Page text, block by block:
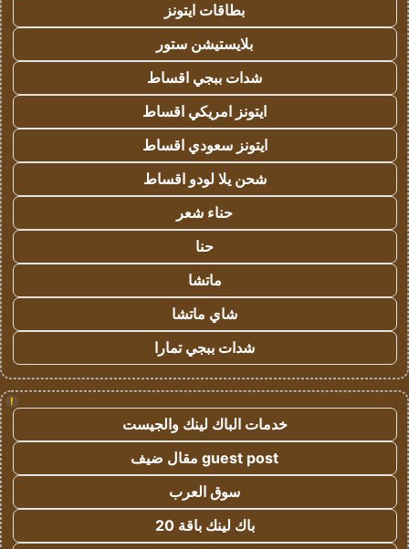
بطاقات ايتونز
بلايستيشن ستور
شدات ببجي اقساط
ايتونز امريكي اقساط
ايتونز سعودي اقساط
شحن يلا لودو اقساط
حناء شعر
حنا
ماتشا
شاي ماتشا
شدات ببجي تمارا
!
خدمات الباك لينك والجيست
guest post مقال ضيف
سوق العرب
باك لينك باقة 20